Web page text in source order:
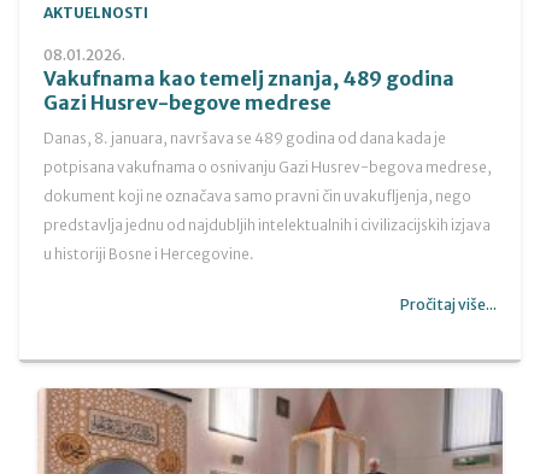
AKTUELNOSTI
08.01.2026.
Vakufnama kao temelj znanja, 489 godina
Gazi Husrev-begove medrese
Danas, 8. januara, navršava se 489 godina od dana kada je
potpisana vakufnama o osnivanju Gazi Husrev-begova medrese,
dokument koji ne označava samo pravni čin uvakufljenja, nego
predstavlja jednu od najdubljih intelektualnih i civilizacijskih izjava
u historiji Bosne i Hercegovine.
Pročitaj više...